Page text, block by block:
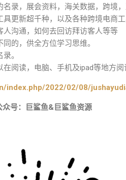
名录，展会资料，海关数据，跨境
更新超千种，以及各种跨境电商工
人沟通，如何去回访拜访客人等等
的，供全方位学习思维。
。
阅读，电脑、手机及ipad等地方阅
index.php/2022/02/08/
号：巨鲨鱼&巨鲨鱼资源